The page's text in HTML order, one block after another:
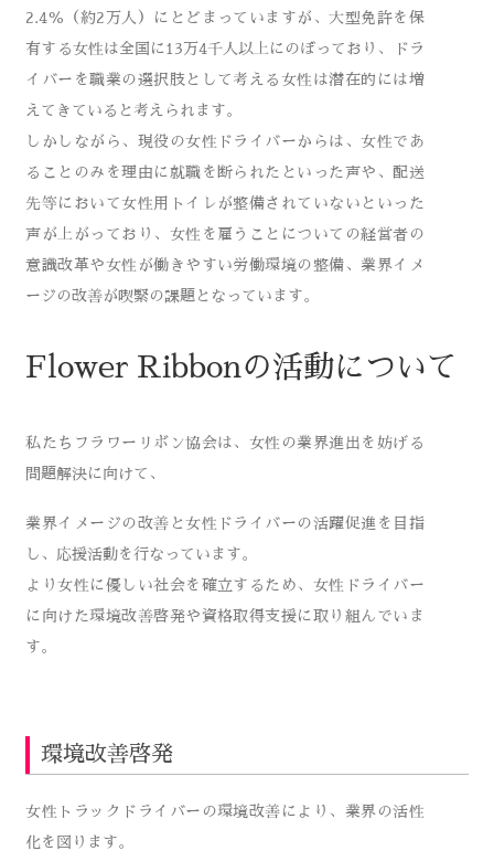
2.4％（約2万人）にとどまっていますが、大型免許を保
有する女性は全国に13万4千人以上にのぼっており、ドラ
イバーを職業の選択肢として考える女性は潜在的には増
えてきていると考えられます。
しかしながら、現役の女性ドライバーからは、女性であ
ることのみを理由に就職を断られたといった声や、配送
先等において女性用トイレが整備されていないといった
声が上がっており、女性を雇うことについての経営者の
意識改革や女性が働きやすい労働環境の整備、業界イメ
ージの改善が喫緊の課題となっています。
Flower Ribbonの活動について
私たちフラワーリボン協会は、女性の業界進出を妨げる
問題解決に向けて、
業界イメージの改善と女性ドライバーの活躍促進を目指
し、応援活動を行なっています。
より女性に優しい社会を確立するため、女性ドライバー
に向けた環境改善啓発や資格取得支援に取り組んでいま
す。
環境改善啓発
女性トラックドライバーの環境改善により、業界の活性
化を図ります。